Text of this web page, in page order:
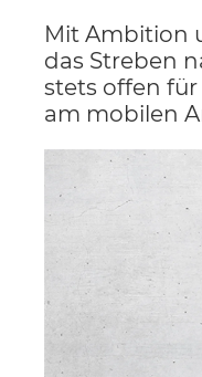
Mit Ambition
das Streben
stets offen für
am mobilen